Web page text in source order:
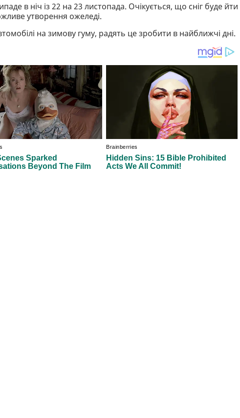
в ніч із 22 на 23 листопада. Очікується, що сніг буде йти
утворення ожеледі.
на зимову гуму, радять це зробити в найближчі дні.